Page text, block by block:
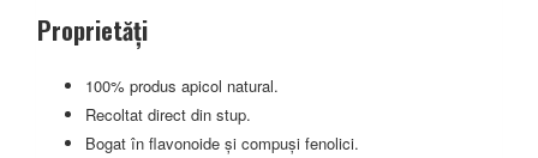
Proprietăți
100% produs apicol natural.
Recoltat direct din stup.
Bogat în flavonoide și compuși fenolici.